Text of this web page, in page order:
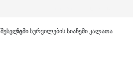
შესვლაჩემი სურვილების სიაჩემი კალათა